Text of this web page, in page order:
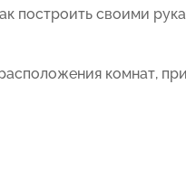
построить своими
комнат,